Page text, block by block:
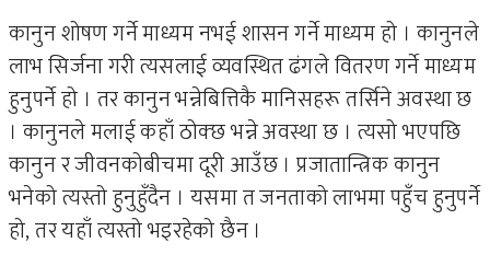
कानुन शोषण गर्ने माध्यम नभई शासन गर्ने माध्यम हो । कानुनले
लाभ सिर्जना गरी त्यसलाई व्यवस्थित ढंगले वितरण गर्ने माध्यम
हुनुपर्ने हो । तर कानुन भन्नेबित्तिकै मानिसहरू तर्सिने अवस्था छ
। कानुनले मलाई कहाँ ठोक्छ भन्ने अवस्था छ । त्यसो भएपछि
कानुन र जीवनकोबीचमा दूरी आउँछ । प्रजातान्त्रिक कानुन
भनेको त्यस्तो हुनुहुँदैन । यसमा त जनताको लाभमा पहुँच हुनुपर्ने
हो, तर यहाँ त्यस्तो भइरहेको छैन ।